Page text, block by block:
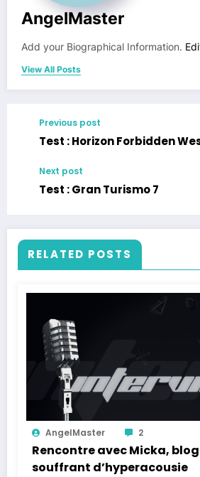
AngelMaster
Add your Biographical Information.
View All Posts
Previous post
Test : Horizon Forbidden
Next post
Test : Gran Turismo 7
RELATED POSTS
AngelMaster 2
Rencontre avec Micka,
souffrant d’hyperacousie